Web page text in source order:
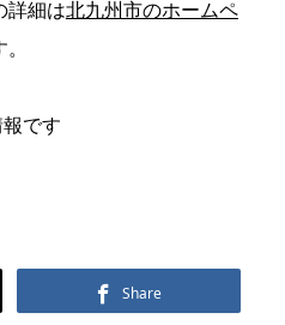
詳細は北九州市のホームペ
です
Share